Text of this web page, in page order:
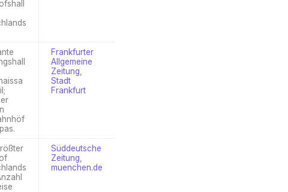
Frankfurter
Allgemeine
Zeitung
Stadt
Frankfurt
Süddeutsche
Zeitung
muenchen.de